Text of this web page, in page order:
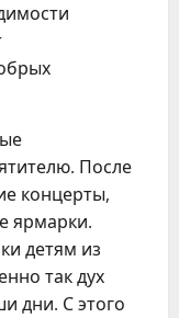
После
концерты,
ярмарки.
детям из
так дух
дни. С этого